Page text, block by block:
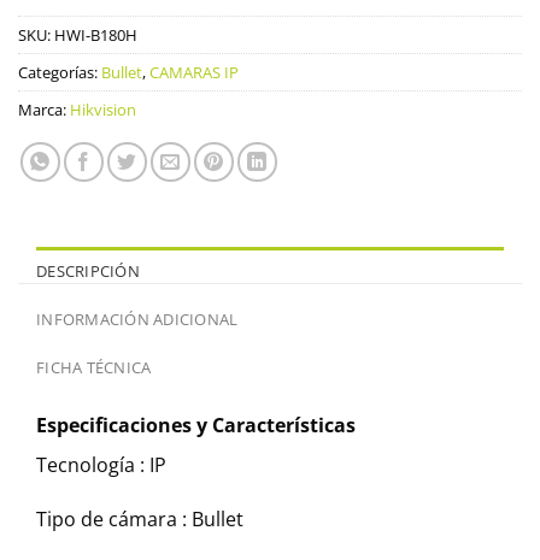
SKU: HWI-B180H
Categorías: Bullet,CAMARAS IP
Marca: Hikvision
DESCRIPCIÓN
INFORMACIÓN ADICIONAL
FICHA TÉCNICA
Especificaciones y Características
Tecnología : IP
Tipo de cámara : Bullet